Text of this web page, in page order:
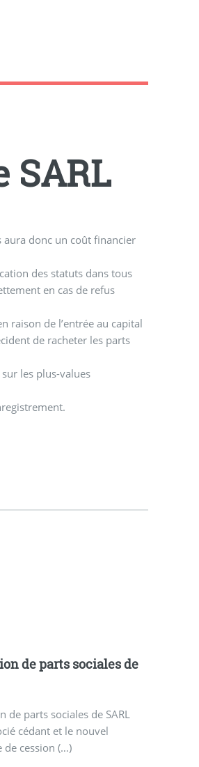
SARL
aura donc un coût financier
des statuts dans tous
en cas de refus
raison de l’entrée au capital
de racheter les parts
les plus-values
de parts sociales de
de parts sociales de SARL
cédant et le nouvel
de cession (…)